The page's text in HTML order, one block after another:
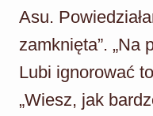
Asu.
zamknięta”. „Na
Lubi ignorować
„Wiesz, jak